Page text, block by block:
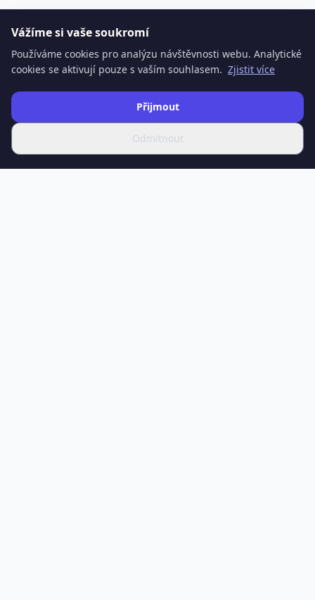
Vážíme si vaše soukromí
Používáme cookies pro analýzu návštěvnosti webu. Analytické
cookies se aktivují pouze s vaším souhlasem. Zjistit více
Odmítnout
Přijmout